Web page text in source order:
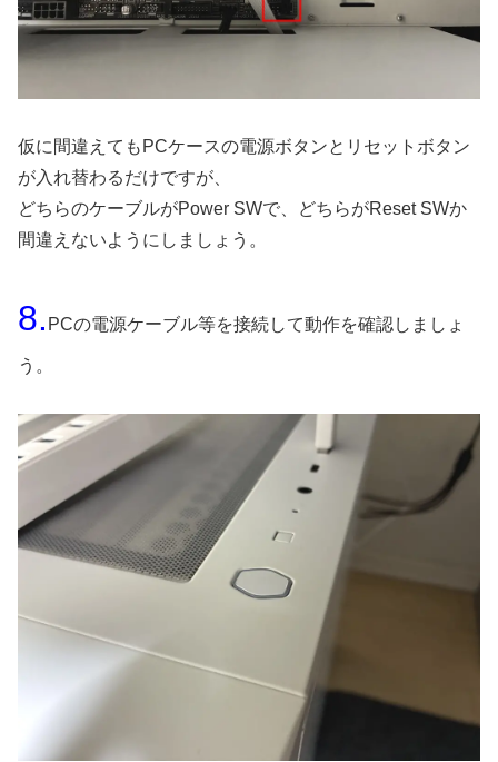
仮に間違えてもPCケースの電源ボタンとリセットボタン
が入れ替わるだけですが、
どちらのケーブルがPower SWで、どちらがReset SWか
間違えないようにしましょう。
8. PCの電源ケーブル等を接続して動作を確認しましょ
う。